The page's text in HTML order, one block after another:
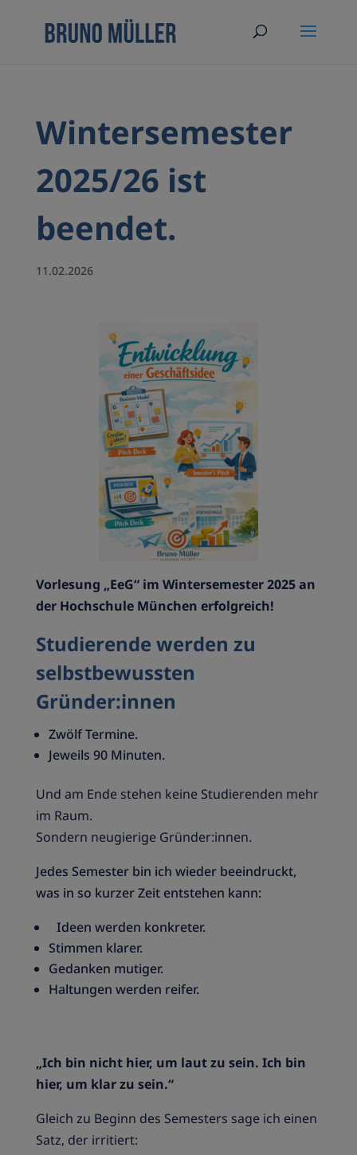
Wintersemester
2025/26 ist
beendet.
11.02.2026
Vorlesung „EeG“ im Wintersemester 2025 an
der Hochschule München erfolgreich!
Studierende werden zu
selbstbewussten
Gründer:innen
Zwölf Termine.
Jeweils 90 Minuten.
Und am Ende stehen keine Studierenden mehr
im Raum.
Sondern neugierige Gründer:innen.
Jedes Semester bin ich wieder beeindruckt,
was in so kurzer Zeit entstehen kann:
Ideen werden konkreter.
Stimmen klarer.
Gedanken mutiger.
Haltungen werden reifer.
„Ich bin nicht hier, um laut zu sein. Ich bin
hier, um klar zu sein.“
Gleich zu Beginn des Semesters sage ich einen
Satz, der irritiert: